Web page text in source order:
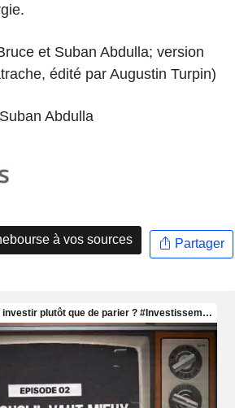
et Suban Abdulla; version
édité par Augustin Turpin)
Abdulla
à vos sources Partager